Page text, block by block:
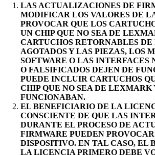
LAS ACTUALIZACIONES DE
MODIFICAR LOS VALORES DE
PROVOCAR QUE LOS
UN CHIP QUE NO SEA DE
CARTUCHOS RETORNABLES
AGOTADOS Y LAS PIEZAS, LOS
SOFTWARE O LAS INTERFACES
O FALSIFICADOS DEJEN DE
PUEDE INCLUIR CARTUCHOS
CHIP QUE NO SEA DE LEXMARK
FUNCIONABAN.
EL BENEFICIARIO DE LA
CONSCIENTE DE QUE LAS
DURANTE EL PROCESO DE
FIRMWARE PUEDEN
DISPOSITIVO. EN TAL CASO, EL
LA LICENCIA PRIMERO DEBE